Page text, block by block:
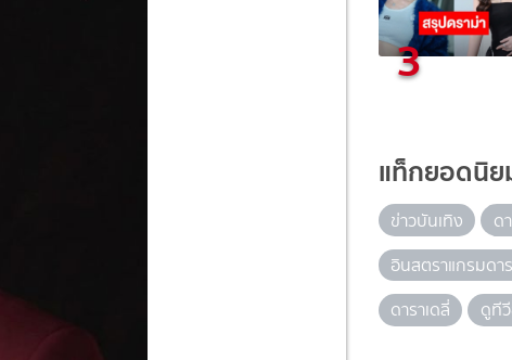
3
แท็กยอดนิย
ข่าวบันเทิง ด
อินสตราแกรมดา
ดาราเดลี่
ดูที